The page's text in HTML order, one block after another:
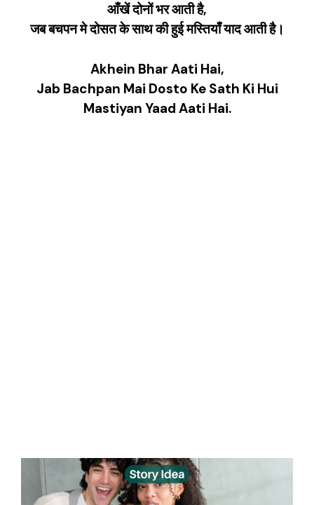
आँखें दोनों भर आती है,
जब बचपन मे दोसत के साथ की हुईमस्तियाँयाद आती है।
Akhein Bhar Aati Hai,
Jab Bachpan Mai Dosto Ke Sath Ki Hui
Mastiyan Yaad Aati Hai.